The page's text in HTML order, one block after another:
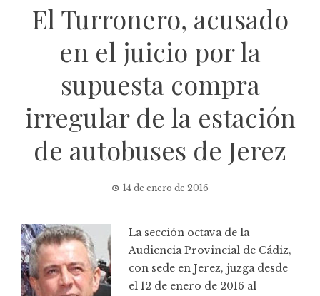
El Turronero, acusado
en el juicio por la
supuesta compra
irregular de la estación
de autobuses de Jerez
14 de enero de 2016
La sección octava de la
Audiencia Provincial de Cádiz,
con sede en Jerez, juzga desde
el 12 de enero de 2016 al